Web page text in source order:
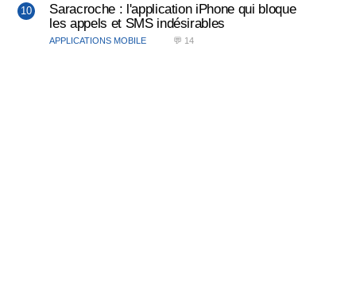
Saracroche : l'application iPhone qui bloque
les appels et SMS indésirables
APPLICATIONS MOBILE 💬 14